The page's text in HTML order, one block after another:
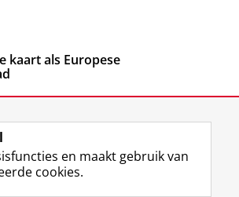
kaart als Europese
en maakt gebruik van
cookies.